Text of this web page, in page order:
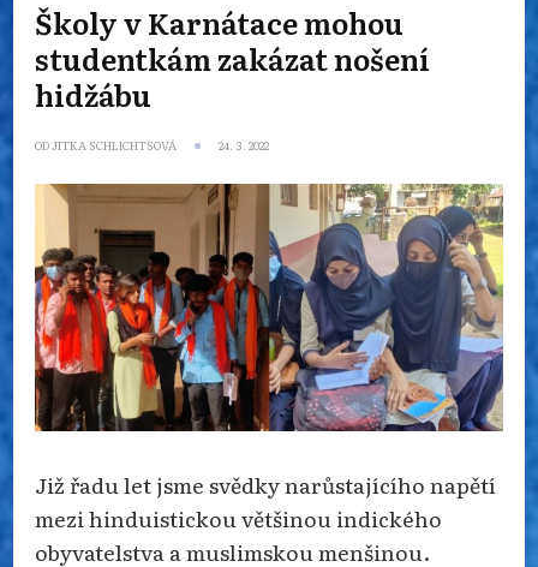
Školy v Karnátace mohou
studentkám zakázat nošení
hidžábu
ODJITKA SCHLICHTSOVÁ 24. 3. 2022
Již řadu let jsme svědky narůstajícího napětí
mezi hinduistickou většinou indického
obyvatelstva a muslimskou menšinou.